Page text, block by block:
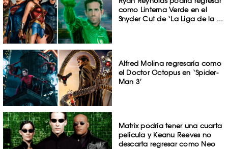
como Linterna Verde en el
Snyder Cut de ‘La Liga de la ...
Alfred Molina regresaría como
el Doctor Octopus en ‘Spider-
Man 3’
Matrix podría tener una cuarta
película y Keanu Reeves no
descarta regresar como Neo